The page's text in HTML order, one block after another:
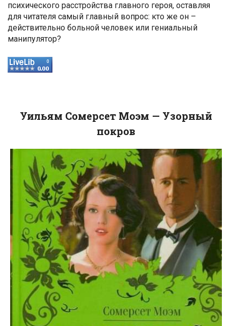
психического расстройства главного героя, оставляя
для читателя самый главный вопрос: кто же он –
действительно больной человек или гениальный
манипулятор?
Уильям Сомерсет Моэм — Узорный
покров